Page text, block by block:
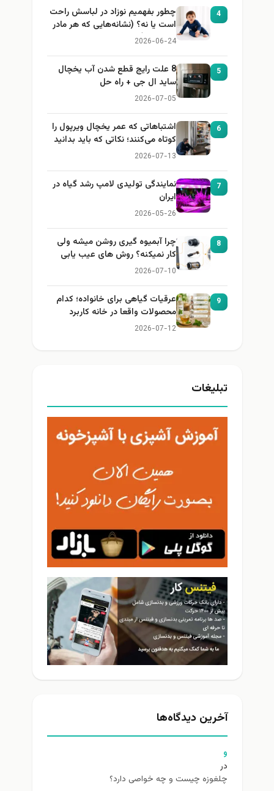
4
چطور بفهمیم نوزاد در لباسش راحت
است یا نه؟ (نشانه‌هایی که هر مادر
باید بداند)
2026-06-24
5
8 علت رایج قطع شدن آب یخچال
ساید ال جی + راه حل
2026-07-05
6
اشتباهاتی که عمر یخچال ویرپول را
کوتاه می‌کنند؛ نکاتی که باید بدانید
2026-07-13
7
نمایندگی تولیدی لامپ رشد گیاه در
ایران
2026-05-26
8
چرا آبمیوه گیری روشن میشه ولی
کار نمیکنه؟ روش های عیب یابی
2026-07-10
9
عرقیات گیاهی برای خانواده؛ کدام
محصولات واقعا در خانه کاربرد
دارند؟
2026-07-12
تبلیغات
آخرین دیدگاه‌ها
و
در
چلغوزه چیست و چه خواصی دارد؟